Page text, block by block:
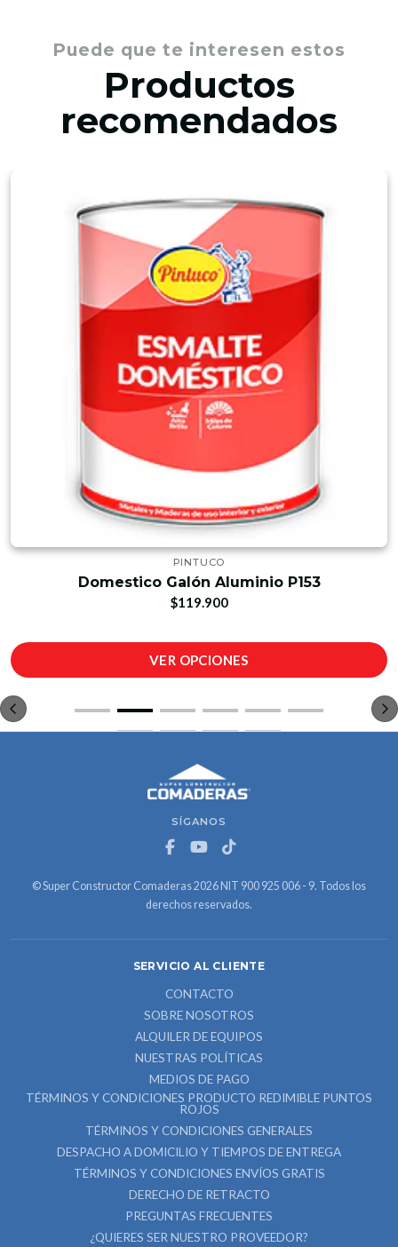
Puede que te interesen estos
Productos
recomendados
PINTUCO
Domestico Galón Aluminio P153
$119.900
VER OPCIONES
SÍGANOS
© Super Constructor Comaderas 2026 NIT 900 925 006 - 9. Todos los
derechos reservados.
SERVICIO AL CLIENTE
CONTACTO
SOBRE NOSOTROS
ALQUILER DE EQUIPOS
NUESTRAS POLÍTICAS
MEDIOS DE PAGO
TÉRMINOS Y CONDICIONES PRODUCTO REDIMIBLE PUNTOS
ROJOS
TÉRMINOS Y CONDICIONES GENERALES
DESPACHO A DOMICILIO Y TIEMPOS DE ENTREGA
TÉRMINOS Y CONDICIONES ENVÍOS GRATIS
DERECHO DE RETRACTO
PREGUNTAS FRECUENTES
¿QUIERES SER NUESTRO PROVEEDOR?